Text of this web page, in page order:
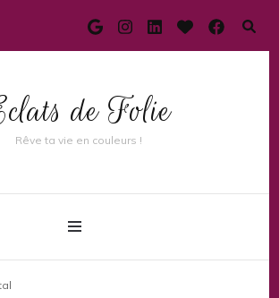
de Folie
Rêve ta vie en couleurs !